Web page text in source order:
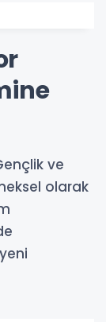
ve
olarak